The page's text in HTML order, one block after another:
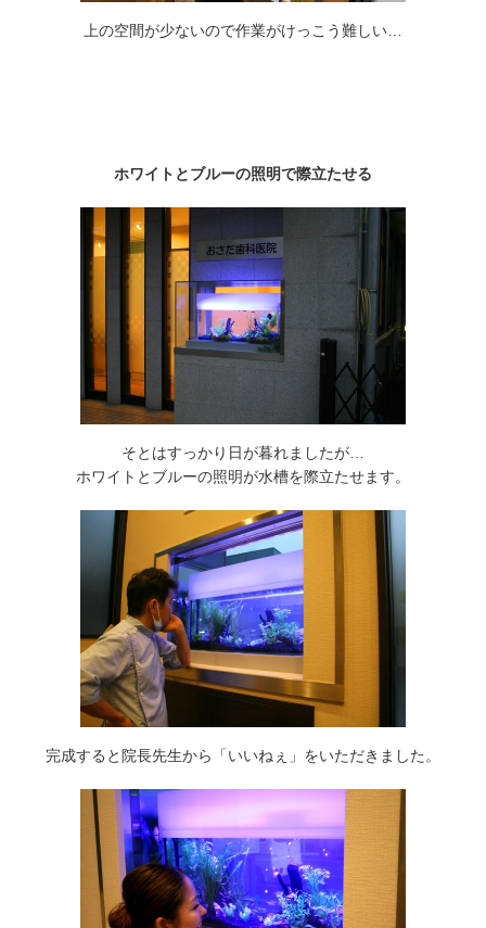
上の空間が少ないので作業がけっこう難しい…
ホワイトとブルーの照明で際立たせる
そとはすっかり日が暮れましたが…
ホワイトとブルーの照明が水槽を際立たせます。
完成すると院長先生から「いいねぇ」をいただきました。